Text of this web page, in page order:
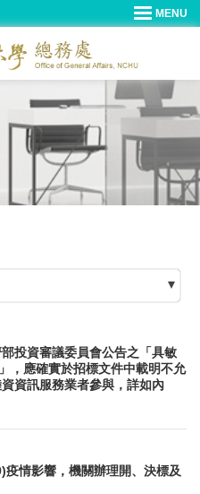
投資審議委員會公告之「具敏
，應確實於招標文件中載明不允
資訊服務業者參與，詳如內
疫情影響，機關辦理開、決標及